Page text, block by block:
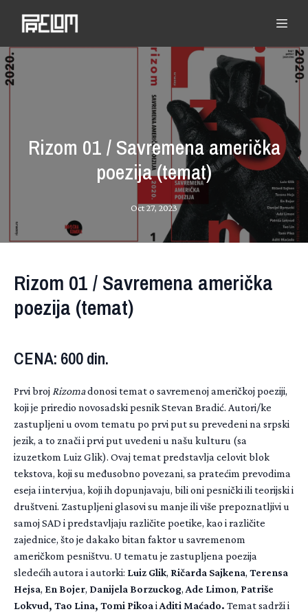
Rizom 01 / Savremena američka
poezija (temat)
Oct 27, 2023
Rizom 01 / Savremena američka
poezija (temat)
CENA: 600 din.
Prvi broj Rizomadonosi temat o savremenoj američkoj poeziji,
koji je priredio novosadski pesnik Stevan Bradić. Autori/ke
zastupljeni u ovom tematu po prvi put su prevedeni na srpski
jezik, a to znači i prvi put uvedeni u našu kulturu (sa
izuzetkom Luiz Glik). Ovaj temat predstavlja celovit blok
tekstova, koji su međusobno povezani, sa pratećim prevodima
eseja i intervjua, koji ih dopunjavaju, bili oni pesnički ili teorijski i
društveni. Zastupljeni glasovi su manje ili više prepoznatljivi u
samoj SAD i predstavljaju različite poetike, kao i različite
zajednice, što je dakako bitan faktor u savremenom
američkom pesništvu. U tematu je zastupljena poezija
sledećih autora i autorki: Luiz Glik, Ričarda Sajkena, Terensa
Hejsa, En Bojer, Danijela Borzuckog, Ade Limon, Patriše
Lokvud, Tao Lina, Tomi Pikoa i Aditi Maćado. Temat sadrži i